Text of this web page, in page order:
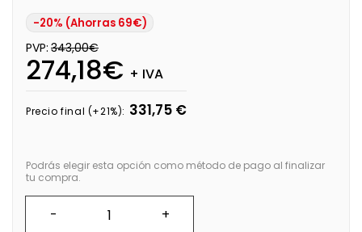
-20% (Ahorras 69€)
PVP: 343,00€
274,18€ + IVA
Precio final (+21%): 331,75 €
Podrás elegir esta opción como método de pago al finalizar
tu compra.